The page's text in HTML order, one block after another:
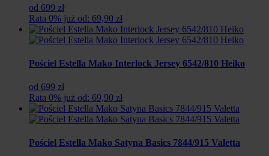
od 699 zł
Rata 0% już od: 69,90 zł
Pościel Estella Mako Interlock Jersey 6542/810 Heiko
od 699 zł
Rata 0% już od: 69,90 zł
Pościel Estella Mako Satyna Basics 7844/915 Valetta